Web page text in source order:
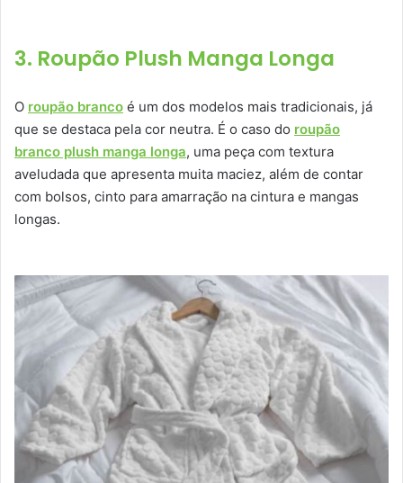
3. Roupão Plush Manga Longa
O roupão branco é um dos modelos mais tradicionais, já
que se destaca pela cor neutra. É o caso do roupão
branco plush manga longa, uma peça com textura
aveludada que apresenta muita maciez, além de contar
com bolsos, cinto para amarração na cintura e mangas
longas.